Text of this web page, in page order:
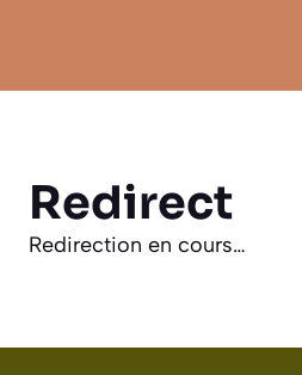
Redirect
Redirection en cours…